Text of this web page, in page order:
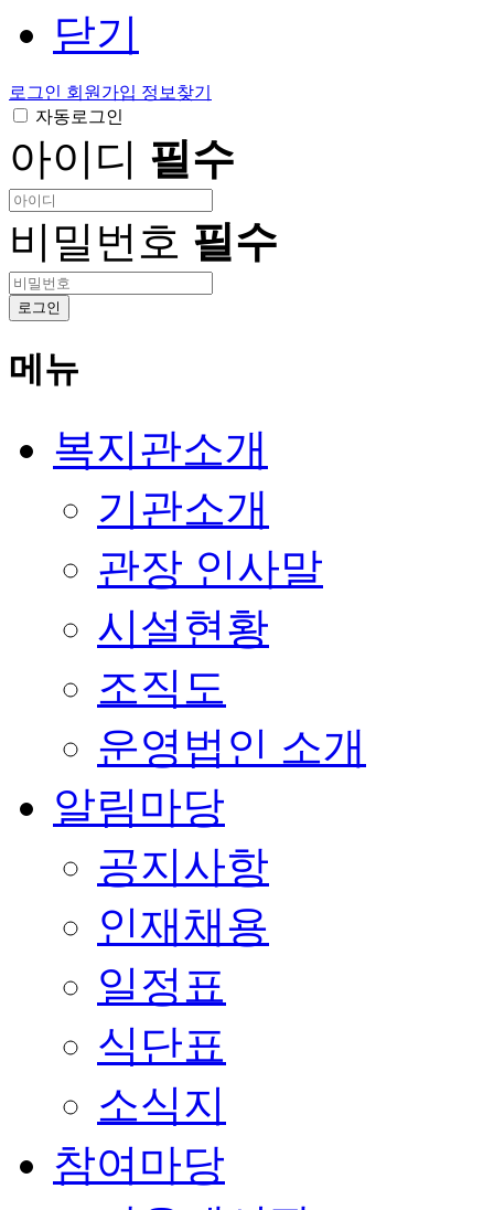
닫기
로그인 회원가입 정보찾기
자동로그인
아이디 필수
비밀번호 필수
로그인
메뉴
복지관소개
기관소개
관장 인사말
시설현황
조직도
운영법인 소개
알림마당
공지사항
인재채용
일정표
식단표
소식지
참여마당